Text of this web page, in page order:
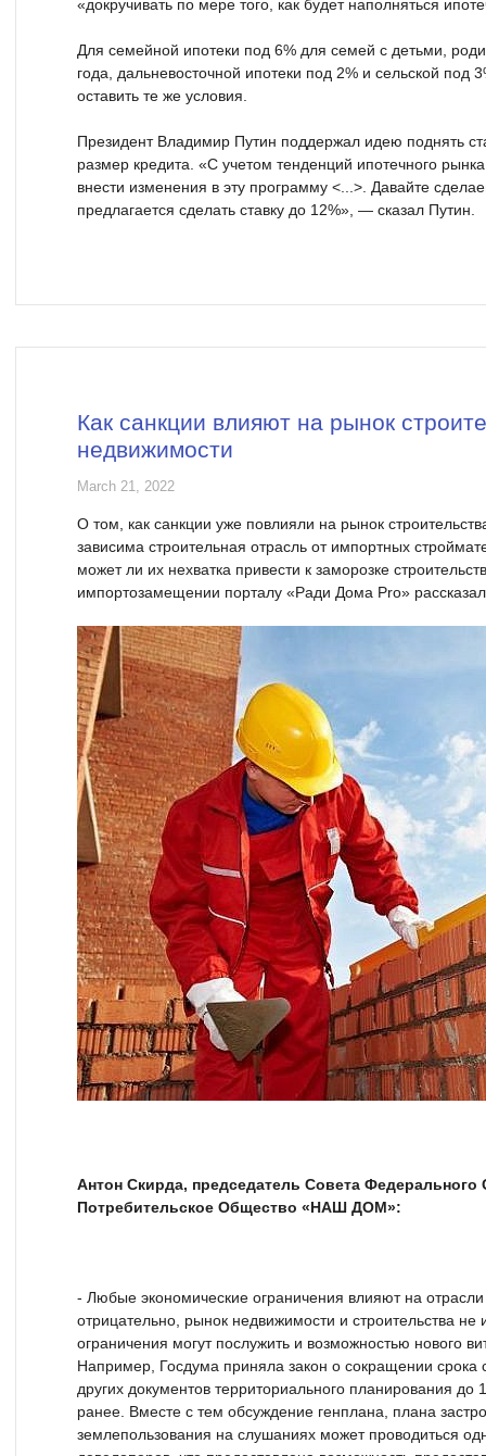
«докручивать по мере того, как будет наполняться
Для семейной ипотеки под 6% для семей с детьми,
года, дальневосточной ипотеки под 2% и сельской под
оставить те же условия.
Президент Владимир Путин поддержал идею поднять
размер кредита. «С учетом тенденций ипотечного
внести изменения в эту программу <...>. Давайте
предлагается сделать ставку до 12%», — сказал Путин.
Как санкции влияют на рынок
недвижимости
March 21, 2022
О том, как санкции уже повлияли на рынок
зависима строительная отрасль от импортных
может ли их нехватка привести к заморозке
импортозамещении порталу «Ради Дома Pro»
Антон Скирда, председатель Совета
Потребительское Общество «НАШ ДОМ»:
- Любые экономические ограничения влияют на
отрицательно, рынок недвижимости и строительства
ограничения могут послужить и возможностью нового
Например, Госдума приняла закон о сокращении срока
других документов территориального планирования
ранее. Вместе с тем обсуждение генплана, плана
землепользования на слушаниях может проводиться